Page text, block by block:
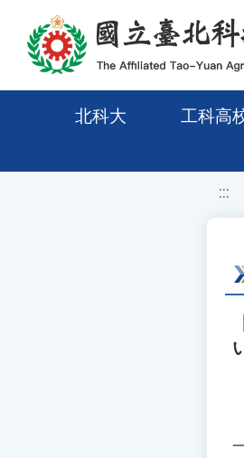
移至網頁之主要內容區位置
北科大 工科高
:::